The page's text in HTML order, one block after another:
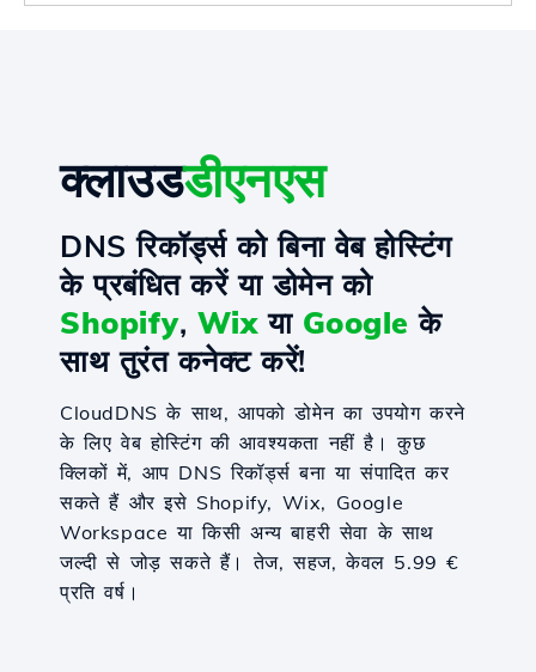
क्लाउडडीएनएस
DNS रिकॉर्ड्स को बिना वेब होस्टिंग
के प्रबंधित करें या डोमेन को
Shopify, Wixया Google के
साथ तुरंत कनेक्ट करें!
CloudDNS के साथ, आपको डोमेन का उपयोग करने
के लिए वेब होस्टिंग की आवश्यकता नहीं है। कुछ
क्लिकों में, आप DNS रिकॉर्ड्स बना या संपादित कर
सकते हैं और इसे Shopify, Wix, Google
Workspace या किसी अन्य बाहरी सेवा के साथ
जल्दी से जोड़ सकते हैं। तेज, सहज, केवल 5.99 €
प्रति वर्ष।